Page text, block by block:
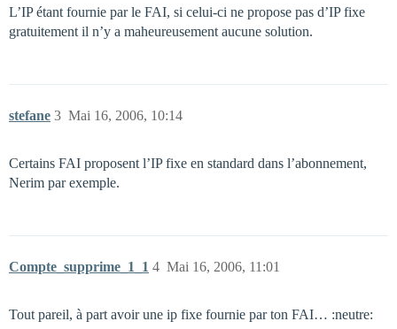
L’IP étant fournie par le FAI, si celui-ci ne propose pas d’IP fixe
gratuitement il n’y a maheureusement aucune solution.
stefane Mai 16, 2006, 10:14
3
Certains FAI proposent l’IP fixe en standard dans l’abonnement,
Nerim par exemple.
Compte_supprime_1_1 Mai 16, 2006, 11:01
4
Tout pareil, à part avoir une ip fixe fournie par ton FAI… :neutre: